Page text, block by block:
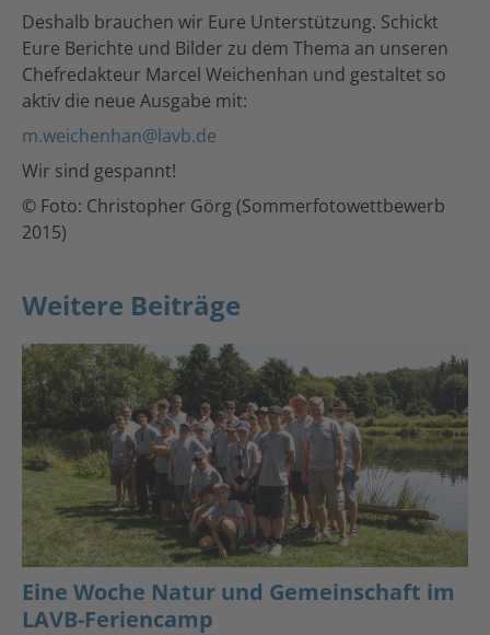
Deshalb brauchen wir Eure Unterstützung. Schickt
Eure Berichte und Bilder zu dem Thema an unseren
Chefredakteur Marcel Weichenhan und gestaltet so
aktiv die neue Ausgabe mit:
m.weichenhan@lavb.de
Wir sind gespannt!
© Foto: Christopher Görg (Sommerfotowettbewerb
2015)
Weitere Beiträge
Eine Woche Natur und Gemeinschaft im
LAVB-Feriencamp